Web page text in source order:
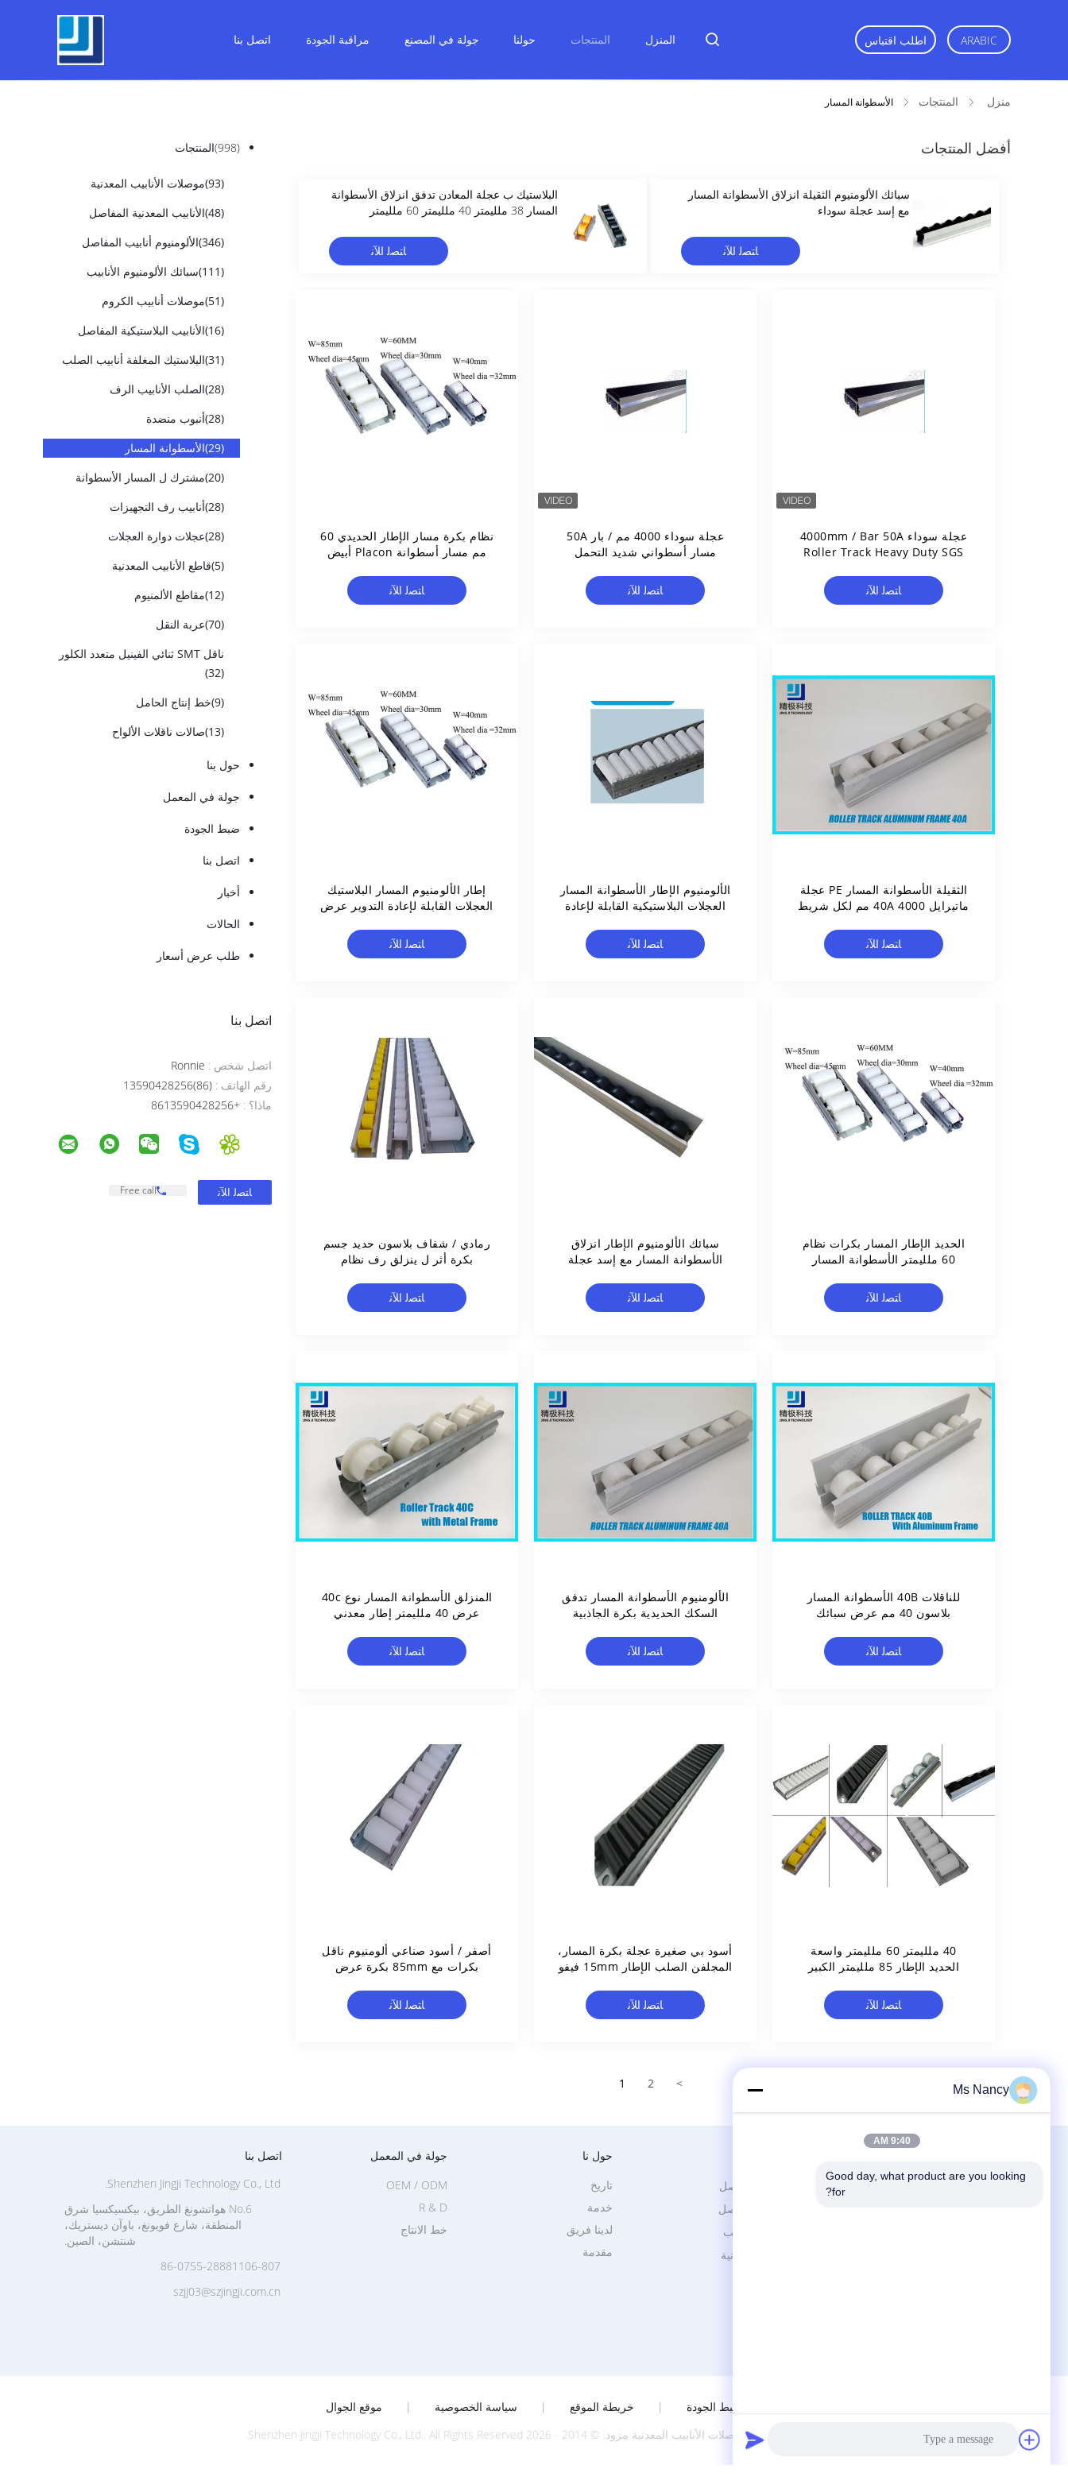
المنزل المنتجات حولنا جولة في المصنع مراقبة الجودة اتصل بنا اطلب اقتباس ARABIC
منزل المنتجات الأسطوانة المسار
المنتجات (998)
موصلات الأنابيب المعدنية
(93)
الأنابيب المعدنية المفاصل
(48)
الألومنيوم أنابيب المفاصل
(346)
سبائك الألومنيوم الأنابيب
(111)
موصلات أنابيب الكروم
(51)
الأنابيب البلاستيكية المفاصل
(16)
البلاستيك المغلفة أنابيب الصلب
(31)
الصلب الأنابيب الرف
(28)
أنبوب منضدة
(28)
الأسطوانة المسار
(29)
مشترك ل المسار الأسطوانة
(20)
أنابيب رف التجهيزات
(28)
عجلات دوارة العجلات
(28)
قاطع الأنابيب المعدنية
(5)
مقاطع الألمنيوم
(12)
عربة النقل
(70)
ناقل SMT ثنائي الفينيل متعدد الكلور
(32)
خط إنتاج الحامل
(9)
صالات ناقلات الألواح
(13)
حول بنا
جولة في المعمل
ضبط الجودة
اتصل بنا
أخبار
الحالات
طلب عرض أسعار
اتصل بنا
اتصل شخص :
رقم الهاتف : (86)13590428256
ماذا؟ : +8613590428256
Free call
أفضل المنتجات
سبائك الألومنيوم الثقيلة انزلاق الأسطوانة المسار
مع إسد عجلة سوداء
ﺎﺘﺼﻟ ﺍﻶﻧ
البلاستيك ب عجلة المعادن تدفق انزلاق الأسطوانة
المسار 38 ملليمتر 40 ملليمتر 60 ملليمتر
ﺎﺘﺼﻟ ﺍﻶﻧ
نظام بكرة مسار الإطار الحديدي 60
مم مسار أسطوانة Placon أبيض
ﺎﺘﺼﻟ ﺍﻶﻧ
عجلة سوداء 4000 مم / بار 50A
مسار أسطواني شديد التحمل
ﺎﺘﺼﻟ ﺍﻶﻧ
عجلة سوداء 4000mm / Bar 50A
Roller Track Heavy Duty SGS
ﺎﺘﺼﻟ ﺍﻶﻧ
إطار الألومنيوم المسار البلاستيك
العجلات القابلة لإعادة التدوير عرض
ﺎﺘﺼﻟ ﺍﻶﻧ
الألومنيوم الإطار الأسطوانة المسار
العجلات البلاستيكية القابلة لإعادة
ﺎﺘﺼﻟ ﺍﻶﻧ
الثقيلة الأسطوانة المسار PE عجلة
ماتيرايل 40A 4000 مم لكل شريط
ﺎﺘﺼﻟ ﺍﻶﻧ
رمادي / شفاف بلاسون حديد جسم
بكرة أثر ل ينزلق رف نظام
ﺎﺘﺼﻟ ﺍﻶﻧ
سبائك الألومنيوم الإطار انزلاق
الأسطوانة المسار مع إسد عجلة
ﺎﺘﺼﻟ ﺍﻶﻧ
الحديد الإطار المسار بكرات نظام
60 ملليمتر الأسطوانة المسار
ﺎﺘﺼﻟ ﺍﻶﻧ
المنزلق الأسطوانة المسار نوع 40c
عرض 40 ملليمتر إطار معدني
ﺎﺘﺼﻟ ﺍﻶﻧ
الألومنيوم الأسطوانة المسار تدفق
السكك الحديدية بكرة الجاذبية
ﺎﺘﺼﻟ ﺍﻶﻧ
للناقلات 40B الأسطوانة المسار
بلاسون 40 مم عرض سبائك
ﺎﺘﺼﻟ ﺍﻶﻧ
أصفر / أسود صناعي ألومنيوم ناقل
بكرات مع 85mm بكرة عرض
ﺎﺘﺼﻟ ﺍﻶﻧ
أسود بي صغيرة عجلة بكرة المسار،
المجلفن الصلب الإطار 15mm فيفو
ﺎﺘﺼﻟ ﺍﻶﻧ
40 ملليمتر 60 ملليمتر واسعة
الحديد الإطار 85 ملليمتر الكبير
ﺎﺘﺼﻟ ﺍﻶﻧ
1 2 >
موصلات الأنابيب المعدنية
الأنابيب المعدنية المفاصل
الألومنيوم أنابيب المفاصل
سبائك الألومنيوم الأنابيب
حول نا
مقدمة
تاريخ
خدمة
لدينا فريق
جولة في المعمل
خط الانتاج
OEM / ODM
R & D
اتصل بنا
Shenzhen Jingji Technology Co., Ltd.
No.6 هواتشونغ الطريق، بيكسيكسيا شرق
المنطقة، شارع فويونغ، باوآن ديستريك،
شنتشن، الصين.
86-0755-28881106-807
szjj03@szjingji.com.cn
ضبط الجودة | خريطة الموقع | سياسة الخصوصية |
موقع الجوال
الصين جيّد جودة موصلات الأنابيب المعدنية مزود. © 2014 - 2026 Shenzhen Jingji Technology Co., Ltd.. All Rights Reserved.
Ms Nancy
9:40 AM
Good day, what product are you looking
for?